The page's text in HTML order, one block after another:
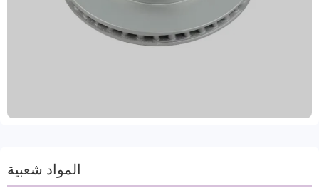
المنتج لعمليات خراطة وطحن دقيقة، ويتميز باختبار
التوازن الديناميكي وتصميم دقيق لثقوب التموضع، مما
يقلل الاهتزاز والضوضاء بفعالية ويحسن كفاءة استجابة
وخدمة سريعة لما بعد البيع، ودعمًا لطلبات التجربة. مع
دورة تسليم تتراوح بين 15 و30 يومًا فقط، فهي شريك
المواد شعبية